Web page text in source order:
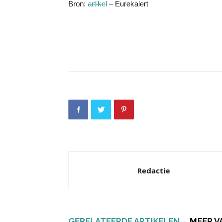
Bron: artikel – Eurekalert
Redactie